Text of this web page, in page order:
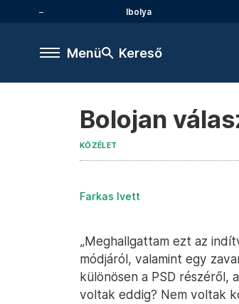
Ibolya
Menü Kereső
Bolojan
KÖZÉLET
Farkas Ivett
„Meghallgattam ezt az
módjáról, valamint egy
különösen a PSD részéről,
voltak eddig? Nem voltak